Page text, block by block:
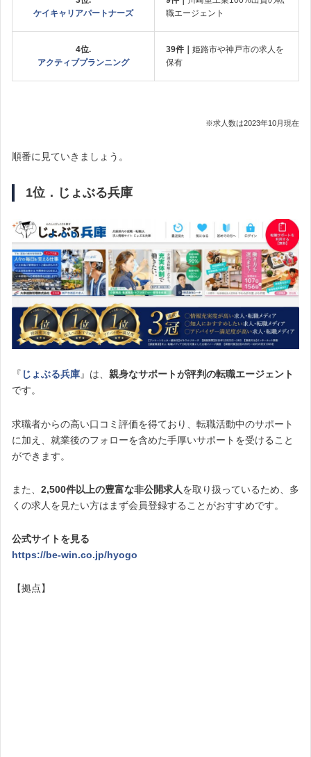
ケイキャリアパートナーズ
職エージェント
4位.
アクティブプランニング
39件｜ 姫路市や神戸市の求人を
保有
※求人数は2023年10月現在
順番に見ていきましょう。
1位．じょぶる兵庫
『 じょぶる兵庫』は、 親身なサポートが評判の転職エージェント
です。
求職者からの高い口コミ評価を得ており、転職活動中のサポート
に加え、就業後のフォローを含めた手厚いサポートを受けること
ができます。
また、 2,500件以上の豊富な非公開求人を取り扱っているため、多
くの求人を見たい方はまず会員登録することがおすすめです。
公式サイトを見る
https://be-win.co.jp/hyogo
【拠点】